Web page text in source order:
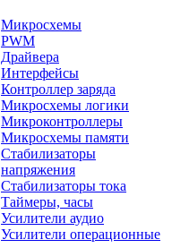
Микросхемы
PWM
Драйвера
Интерфейсы
Контроллер заряда
Микросхемы логики
Микроконтроллеры
Микросхемы памяти
Стабилизаторы
напряжения
Стабилизаторы тока
Таймеры, часы
Усилители аудио
Усилители операционные